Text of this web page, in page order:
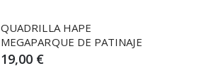
QUADRILLA HAPE
MEGAPARQUE DE PATINAJE
19,00 €